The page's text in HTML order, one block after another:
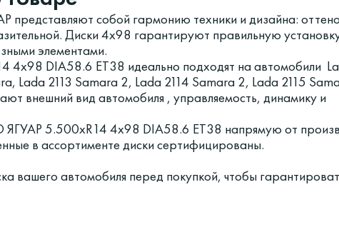
представляют собой гармонию техники и дизайна:
Диски 4x98 гарантируют правильную
элементами.
4x98 DIA58.6 ET38 идеально подходят на автомобили
Lada 2113 Samara 2, Lada 2114 Samara 2, Lada 2115
внешний вид автомобиля , управляемость, динамику и
ЯГУАР 5.500xR14 4x98 DIA58.6 ET38 напрямую от
в ассортименте диски сертифицированы.
вашего автомобиля перед покупкой, чтобы